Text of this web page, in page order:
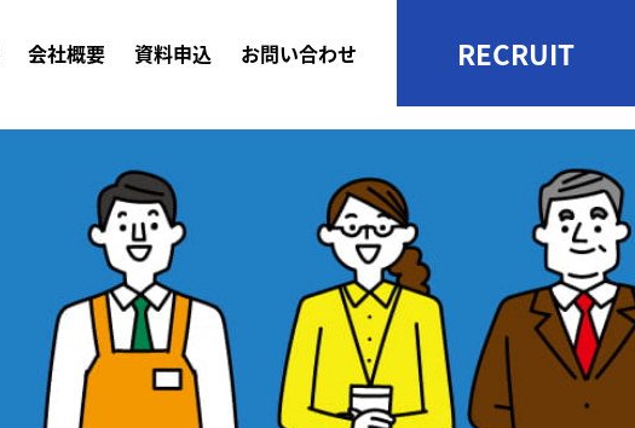
会社概要 資料申込 お問い合わせ RECRUIT